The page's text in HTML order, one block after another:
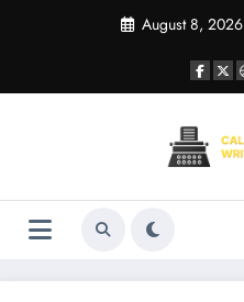
August 8, 2026